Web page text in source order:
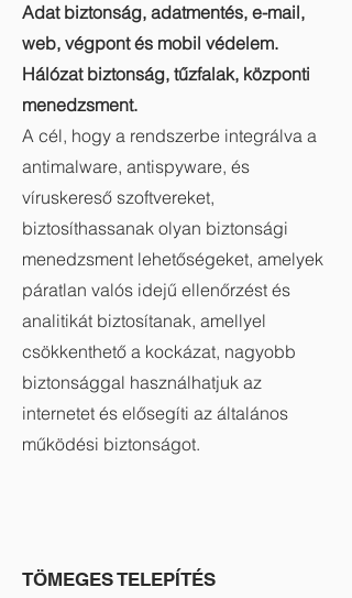
Adat biztonság, adatmentés, e-mail,
web, végpont és mobil védelem.
Hálózat biztonság, tűzfalak, központi
menedzsment.
A cél, hogy a rendszerbe integrálva a
antimalware, antispyware, és
víruskereső szoftvereket,
biztosíthassanak olyan biztonsági
menedzsment lehetőségeket, amelyek
páratlan valós idejű ellenőrzést és
analitikát biztosítanak, amellyel
csökkenthető a kockázat, nagyobb
biztonsággal használhatjuk az
internetet és elősegíti az általános
működési biztonságot.
TÖMEGES TELEPÍTÉS